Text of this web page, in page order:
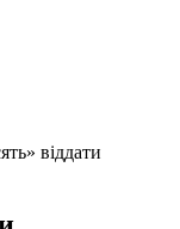
віддати